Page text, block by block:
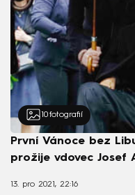
10 fotografií
První Vánoce bez
prožije vdovec Josef
13. pro 2021, 22:16